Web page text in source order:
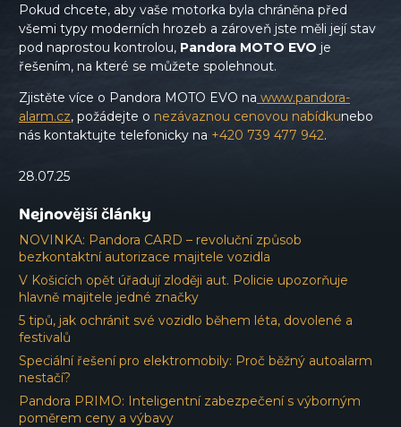
Pokud chcete, aby vaše motorka byla chráněna před
všemi typy moderních hrozeb a zároveň jste měli její stav
pod naprostou kontrolou, Pandora MOTO EVO je
řešením, na které se můžete spolehnout.
Zjistěte více o Pandora MOTO EVO na www.pandora-
alarm.cz, požádejte o nezávaznou cenovou nabídkunebo
nás kontaktujte telefonicky na +420 739 477 942.
28.07.25
Nejnovější články
NOVINKA: Pandora CARD – revoluční způsob
bezkontaktní autorizace majitele vozidla
V Košicích opět úřadují zloději aut. Policie upozorňuje
hlavně majitele jedné značky
5 tipů, jak ochránit své vozidlo během léta, dovolené a
festivalů
Speciální řešení pro elektromobily: Proč běžný autoalarm
nestačí?
Pandora PRIMO: Inteligentní zabezpečení s výborným
poměrem ceny a výbavy